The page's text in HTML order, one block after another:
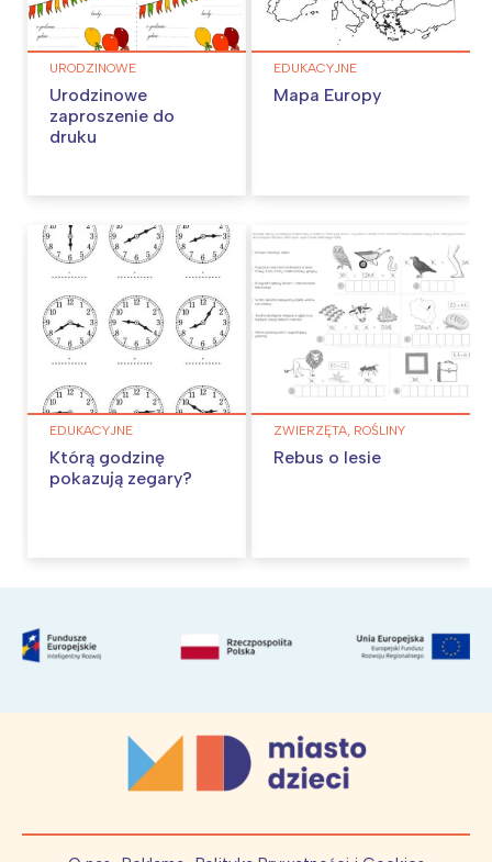
URODZINOWE
Urodzinowe
zaproszenie do
druku
EDUKACYJNE
Mapa Europy
EDUKACYJNE
Którą godzinę
pokazują zegary?
ZWIERZĘTA, ROŚLINY
Rebus o lesie